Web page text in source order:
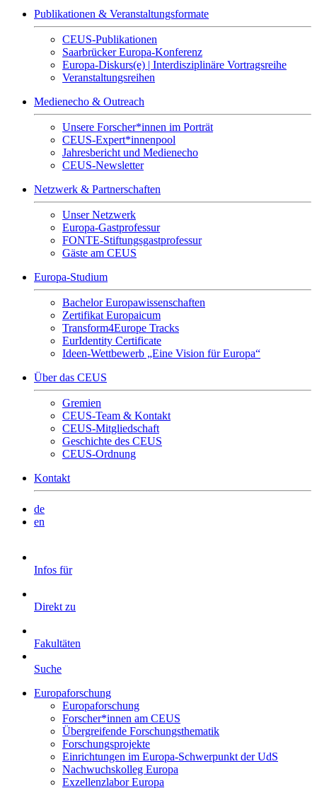
Publikationen & Veranstaltungsformate
CEUS-Publikationen
Saarbrücker Europa-Konferenz
Europa-Diskurs(e) | Interdisziplinäre Vortragsreihe
Veranstaltungsreihen
Medienecho & Outreach
Unsere Forscher*innen im Porträt
CEUS-Expert*innenpool
Jahresbericht und Medienecho
CEUS-Newsletter
Netzwerk & Partnerschaften
Unser Netzwerk
Europa-Gastprofessur
FONTE-Stiftungsgastprofessur
Gäste am CEUS
Europa-Studium
Bachelor Europawissenschaften
Zertifikat Europaicum
Transform4Europe Tracks
EurIdentity Certificate
Ideen-Wettbewerb „Eine Vision für Europa“
Über das CEUS
Gremien
CEUS-Team & Kontakt
CEUS-Mitgliedschaft
Geschichte des CEUS
CEUS-Ordnung
Kontakt
de
en
Infos für
Direkt zu
Fakultäten
Suche
Europaforschung
Europaforschung
Forscher*innen am CEUS
Übergreifende Forschungsthematik
Forschungsprojekte
Einrichtungen im Europa-Schwerpunkt der UdS
Nachwuchskolleg Europa
Exzellenzlabor Europa